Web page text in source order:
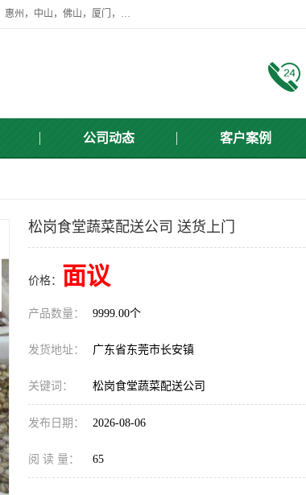
广东食安膳食管理服务有限公司是一家从事蔬菜配送、食堂承包，团餐配送的企业，本公司客户遍布东莞、深圳，广州，惠州，中山，佛山，厦门，肇庆，江门，清远等地，资质齐全，提供学校、工厂、医院、企业、地铁、大型超市、商场、单位、消防队、监狱食堂饭堂蔬菜配送，集新鲜蔬菜、新鲜肉类、粮油、瓜果 、干货 、水产、冻品、粮油、调味品、日用品、调味品及进口冷冻食品为主的原料供应商等为一体的化配送服务机构！
公司动态 客户案例
松岗食堂蔬菜配送公司 送货上门
价格： 面议
产品数量： 9999.00个
发货地址： 广东省东莞市长安镇
关键词： 松岗食堂蔬菜配送公司
发布日期： 2026-08-06
阅 读 量： 65